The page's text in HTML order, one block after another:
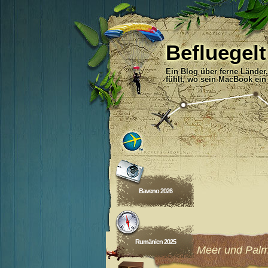
Befluegelt
Ein Blog über ferne
fühlt, wo sein MacBook ein
Baveno 2026
Rumänien 2025
Sonne, Meer und